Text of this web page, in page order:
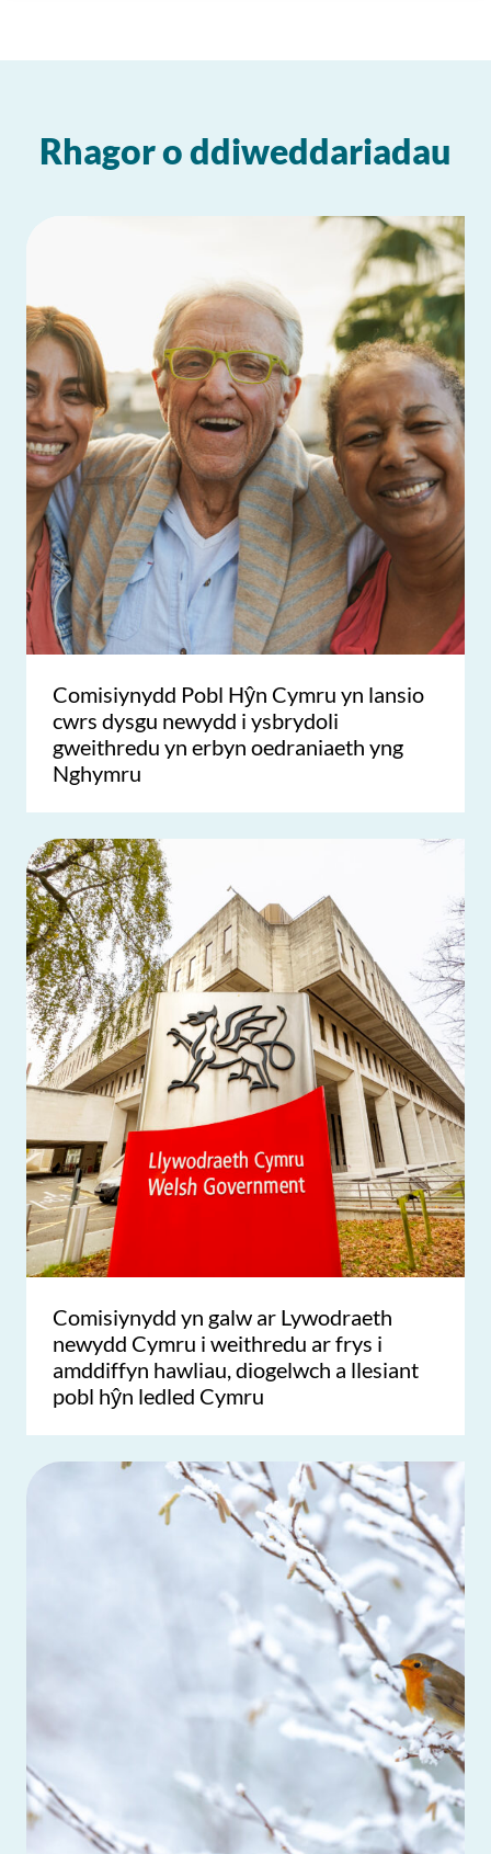
Rhagor o ddiweddariadau
Comisiynydd Pobl Hŷn Cymru yn lansio
cwrs dysgu newydd i ysbrydoli
gweithredu yn erbyn oedraniaeth yng
Nghymru
Comisiynydd yn galw ar Lywodraeth
newydd Cymru i weithredu ar frys i
amddiffyn hawliau, diogelwch a llesiant
pobl hŷn ledled Cymru